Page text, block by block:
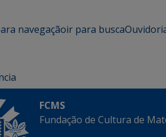
navegaçãoir para busca
FCMS
Fundação de Cultura de